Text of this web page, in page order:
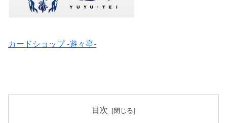
カードショップ -遊々亭-
目次